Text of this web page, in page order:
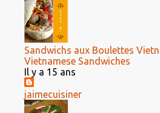
Sandwichs aux Boulettes
Vietnamese Sandwiches
Il y a 15 ans
jaimecuisiner